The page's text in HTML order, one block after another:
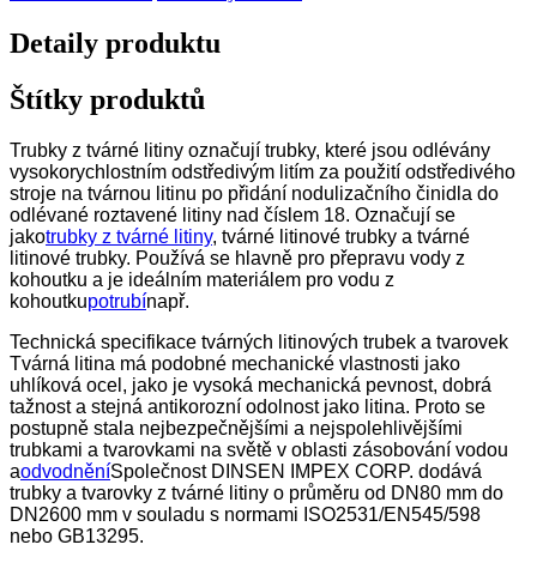
Detaily produktu
Štítky produktů
Trubky z tvárné litiny označují trubky, které jsou odlévány
vysokorychlostním odstředivým litím za použití odstředivého
stroje na tvárnou litinu po přidání nodulizačního činidla do
odlévané roztavené litiny nad číslem 18. Označují se
jakotrubky z tvárné litiny, tvárné litinové trubky a tvárné
litinové trubky. Používá se hlavně pro přepravu vody z
kohoutku a je ideálním materiálem pro vodu z
kohoutkupotrubínapř.
Technická specifikace tvárných litinových trubek a tvarovek
Tvárná litina má podobné mechanické vlastnosti jako
uhlíková ocel, jako je vysoká mechanická pevnost, dobrá
tažnost a stejná antikorozní odolnost jako litina. Proto se
postupně stala nejbezpečnějšími a nejspolehlivějšími
trubkami a tvarovkami na světě v oblasti zásobování vodou
aodvodněníSpolečnost DINSEN IMPEX CORP. dodává
trubky a tvarovky z tvárné litiny o průměru od DN80 mm do
DN2600 mm v souladu s normami ISO2531/EN545/598
nebo GB13295.